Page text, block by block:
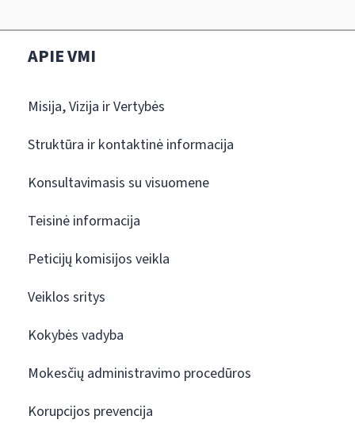
APIE VMI
Misija, Vizija ir Vertybės
Struktūra ir kontaktinė informacija
Konsultavimasis su visuomene
Teisinė informacija
Peticijų komisijos veikla
Veiklos sritys
Kokybės vadyba
Mokesčių administravimo procedūros
Korupcijos prevencija